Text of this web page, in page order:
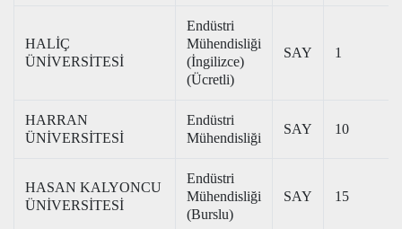
HALİÇ
ÜNİVERSİTESİ
Endüstri
Mühendisliği
(İngilizce)
(Ücretli)
SAY 1
HARRAN
ÜNİVERSİTESİ
Endüstri
Mühendisliği
SAY 10
HASAN KALYONCU
ÜNİVERSİTESİ
Endüstri
Mühendisliği
(Burslu)
SAY 15